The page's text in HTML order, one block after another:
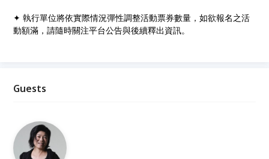
✦ 執行單位將依實際情況彈性調整活動票券數量，如欲報名之活
動額滿，請隨時關注平台公告與後續釋出資訊。
Guests